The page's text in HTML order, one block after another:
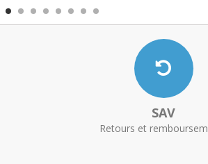
SAV
Retours et